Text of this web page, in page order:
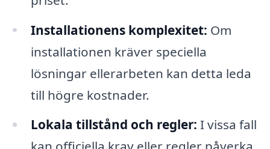
Installationens komplexitet: Om
installationen kräver speciella
lösningar ellerarbeten kan detta leda
till högre kostnader.
Lokala tillstånd och regler: I vissa fall